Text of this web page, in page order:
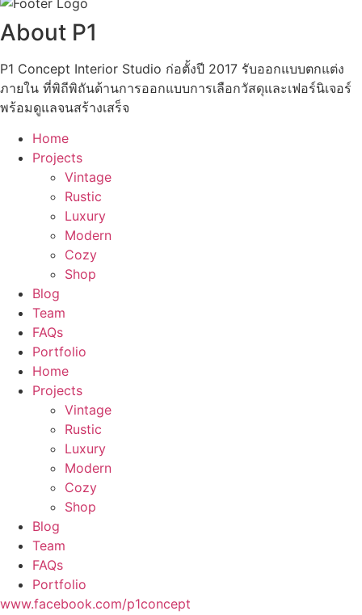
About P1
P1 Concept Interior Studio ก่อตั้งปี 2017 รับออกแบบตกแต่ง
ภายใน ที่พิถีพิถันด้านการออกแบบการเลือกวัสดุและเฟอร์นิเจอร์
พร้อมดูแลจนสร้างเสร็จ
Home
Projects
Vintage
Rustic
Luxury
Modern
Cozy
Shop
Blog
Team
FAQs
Portfolio
Home
Projects
Vintage
Rustic
Luxury
Modern
Cozy
Shop
Blog
Team
FAQs
Portfolio
www.facebook.com/p1concept